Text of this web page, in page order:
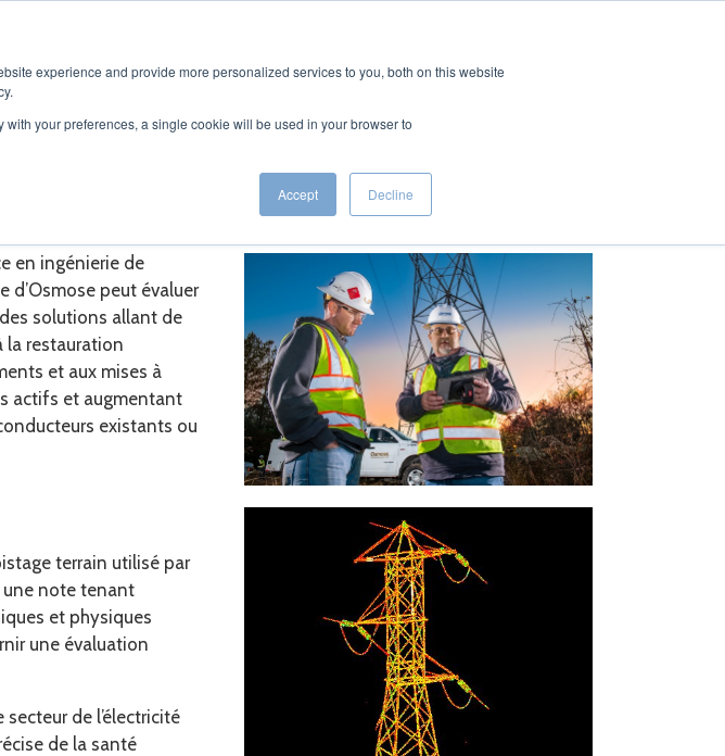
experience and provide more personalized services to you, both on this website
your preferences, a single cookie will be used in your browser to
Accept Decline
en ingénierie de
d’Osmose peut évaluer
solutions allant de
la restauration
et aux mises à
actifs et augmentant
existants ou
terrain utilisé par
une note tenant
et physiques
une évaluation
de l’électricité
de la santé